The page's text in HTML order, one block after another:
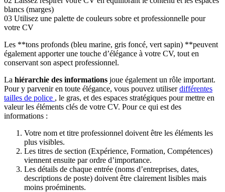
blancs (marges)
03 Utilisez une palette de couleurs sobre et professionnelle pour
votre CV
Les **tons profonds (bleu marine, gris foncé, vert sapin) **peuvent
également apporter une touche d’élégance à votre CV, tout en
conservant son aspect professionnel.
La hiérarchie des informations joue également un rôle important.
Pour y parvenir en toute élégance, vous pouvez utiliserdifférentes
tailles de police , le gras, et des espaces stratégiques pour mettre en
valeur les éléments clés de votre CV. Pour ce qui est des
informations :
Votre nom et titre professionnel doivent être les éléments les
plus visibles.
Les titres de section (Expérience, Formation, Compétences)
viennent ensuite par ordre d’importance.
Les détails de chaque entrée (noms d’entreprises, dates,
descriptions de poste) doivent être clairement lisibles mais
moins proéminents.